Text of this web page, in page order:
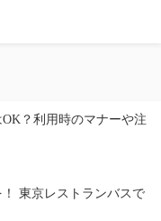
？利用時のマナーや注
東京レストランバスで